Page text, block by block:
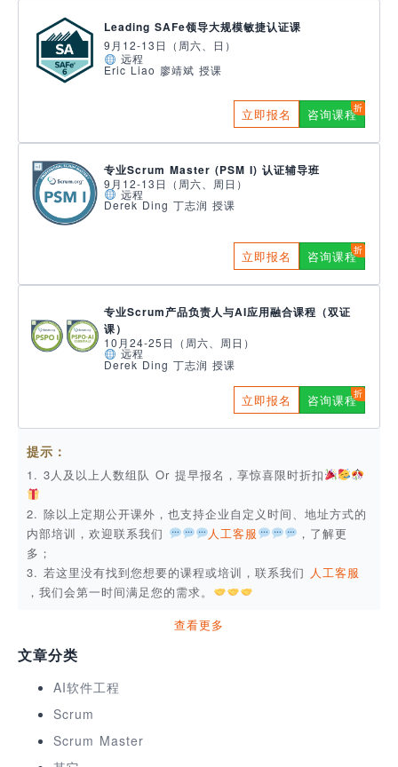
Leading SAFe领导大规模敏捷认证课
9月12-13日（周六、日）
远程
Eric Liao 廖靖斌 授课
立即报名 咨询课程
专业Scrum Master (PSM I) 认证辅导班
9月12-13日（周六、周日）
远程
Derek Ding 丁志润 授课
立即报名 咨询课程
专业Scrum产品负责人与AI应用融合课程（双证
课）
10月24-25日（周六、周日）
远程
Derek Ding 丁志润 授课
立即报名 咨询课程
提示：
1. 3人及以上人数组队 Or 提早报名，享惊喜限时折扣
2. 除以上定期公开课外，也支持企业自定义时间、地址方式的
内部培训，欢迎联系我们
人工客服
，了解更
多；
3. 若这里没有找到您想要的课程或培训，联系我们 人工客服
，我们会第一时间满足您的需求。
查看更多
文章分类
AI软件工程
Scrum
Scrum Master